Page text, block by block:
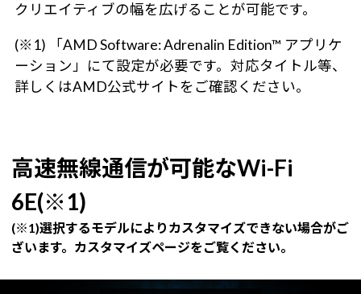
クリエイティブの幅を広げることが可能です。
(※1) 「AMD Software: Adrenalin Edition™ アプリケ
ーション」にて設定が必要です。対応タイトル等、
詳しくはAMD公式サイトをご確認ください。
高速無線通信が可能なWi-Fi
6E(※1)
(※1)選択するモデルによりカスタマイズできない場合がご
ざいます。カスタマイズページをご覧ください。